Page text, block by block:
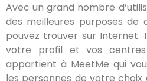
Avec un grand nombre
des meilleures purposes de
pouvez trouver sur Internet.
votre profil et vos
appartient à MeetMe qui